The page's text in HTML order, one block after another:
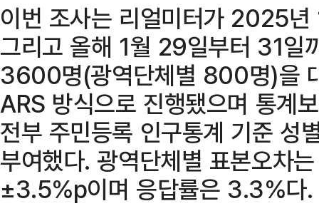
이번 조사는 리얼미터가 2025
그리고 올해 1월 29일부터 31일
3600명(광역단체별 800명)을
ARS 방식으로 진행됐으며 통계
전부 주민등록 인구통계 기준 성
부여했다. 광역단체별 표본오차
±3.5%p이며 응답률은 3.3%다.